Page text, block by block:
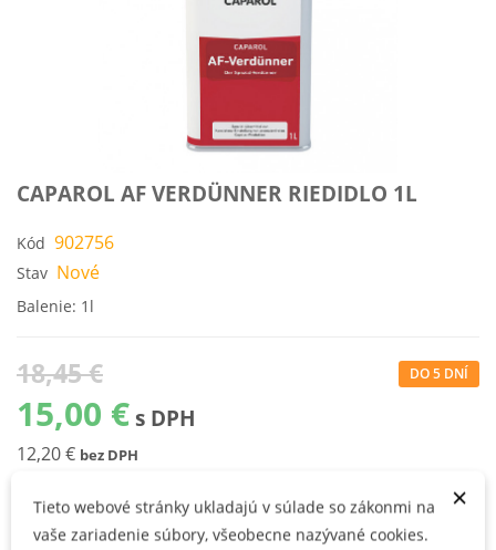
CAPAROL AF VERDÜNNER RIEDIDLO 1L
Kód 902756
Stav Nové
Balenie: 1l
18,45 €
15,00 € s DPH
12,20 € bez DPH
DO 5 DNÍ
KÚPIŤ
×
Tieto webové stránky ukladajú v súlade so zákonmi na
vaše zariadenie súbory, všeobecne nazývané cookies.